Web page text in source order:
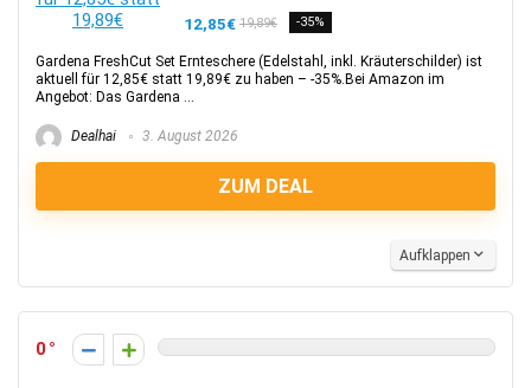
12,85€ 19,89€ -35%
Gardena FreshCut Set Ernteschere (Edelstahl, inkl. Kräuterschilder) ist
aktuell für 12,85€ statt 19,89€ zu haben – -35%.Bei Amazon im
Angebot: Das Gardena ...
Dealhai 3. August 2026
ZUM DEAL
Aufklappen
0